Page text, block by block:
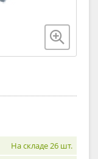
На складе 26 шт.